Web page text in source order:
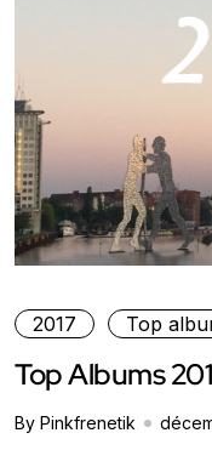
2017 Top
Top Albums
By Pinkfrenetik